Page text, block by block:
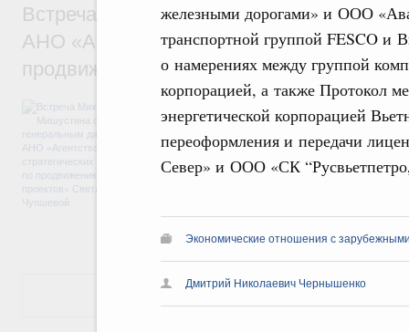
железными дорогами» и ООО
транспортной группой FESCO и
о намерениях между группой
корпорацией, а также Протокол
энергетической корпорацией
переоформления и передачи
Север» и ООО «СК
Экономические отношения с
Дмитрий Николаевич Чернышенко
Встреча Михаила Мишустина с
АНО «Агентство стратегических
продвижению новых проектов»
достижения национальных целей
проектов по улучшению инвестиционного
программы стандарта общественного
экономики. Также речь шла о проектах в
Показать еще